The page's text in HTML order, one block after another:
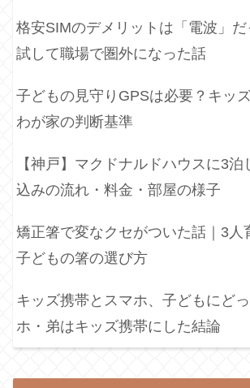
格安SIMのデメリットは「電波」
試して職場で圏外になった話
子どもの見守りGPSは必要？キッ
わが家の判断基準
【神戸】マクドナルドハウスに3泊
込みの流れ・料金・部屋の様子
矯正箸で変なクセがついた話｜3人
子どもの箸の選び方
キッズ携帯とスマホ、子どもにど
ホ・弟はキッズ携帯にした結論